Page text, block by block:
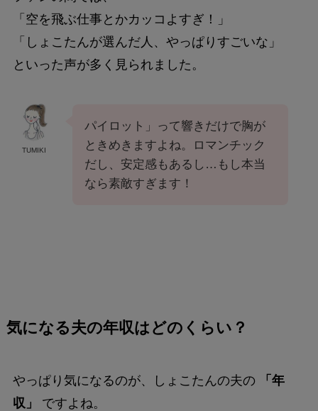
「空を飛ぶ仕事とかカッコよすぎ！」
「しょこたんが選んだ人、やっぱりすごいな」
といった声が多く見られました。
TUMIKI
パイロット」って響きだけで胸が
ときめきますよね。ロマンチック
だし、安定感もあるし…もし本当
なら素敵すぎます！
気になる夫の年収はどのくらい？
やっぱり気になるのが、しょこたんの夫の
「年
収」
ですよね。